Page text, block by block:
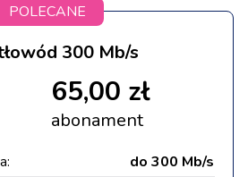
POLECANE
300 Mb/s
65,00 zł
abonament
do 300 Mb/s